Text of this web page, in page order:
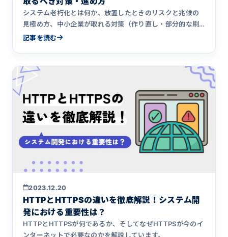
システム老朽化とは何か、放置したときのリスクと兆候の
見極め方、中小企業が取れる対策（作り直し・部分的な刷
新・保守移管）と進め方を、実例を交えて解説します。
記事を読む
2023.12.20
HTTPとHTTPSの違いを徹底解説！システム開
発における重要性は？
HTTPとHTTPSが何であるか、そしてなぜHTTPSが今のイ
ンターネットで必要なのかを解説しています。